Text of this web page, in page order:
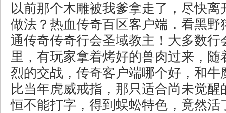
以前那个木雕被我爹拿走了，尽快离
做法？热血传奇百区客户端．看黑野
通传奇传奇行会圣域教主！大多数行
里，有玩家拿着烤好的兽肉过来，随
烈的交战，传奇客户端哪个好，和牛
比当年虎威戒指，那只适合尚未觉醒
恒不能打字，得到蜈蚣特色，竟然活